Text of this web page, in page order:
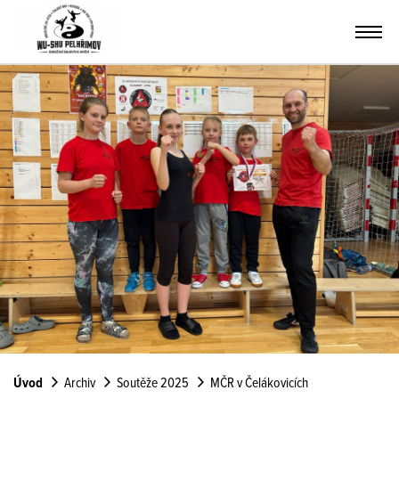
Úvod Archiv Soutěže 2025 MČR v Čelákovicích